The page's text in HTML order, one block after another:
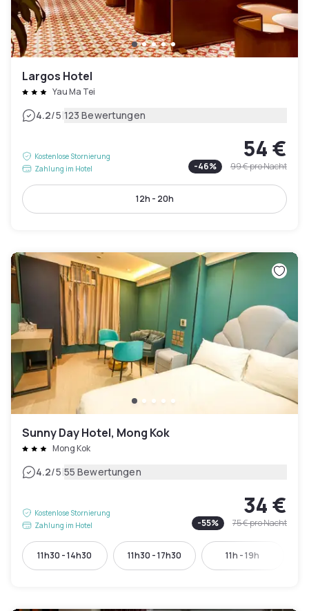
Largos Hotel
Yau Ma Tei
4.2/5|123 Bewertungen
Kostenlose Stornierung
Zahlung im Hotel
54 €
-46% 99 €pro Nacht
12h - 20h
Sunny Day Hotel, Mong Kok
Mong Kok
4.2/5|55 Bewertungen
Kostenlose Stornierung
Zahlung im Hotel
34 €
-55% 75 €pro Nacht
11h30 - 14h30 11h30 - 17h30 11h - 19h